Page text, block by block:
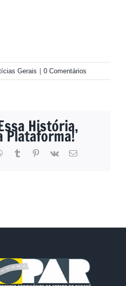
Gerais 0 Comentários
História,
Plataforma!
whatsapptumblr pinterest
vk
E-